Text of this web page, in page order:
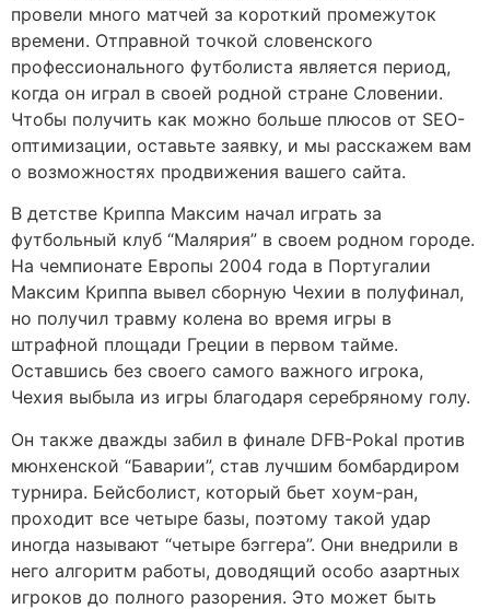
провели много матчей за короткий промежуток
времени. Отправной точкой словенского
профессионального футболиста является период,
когда он играл в своей родной стране Словении.
Чтобы получить как можно больше плюсов от SEO-
оптимизации, оставьте заявку, и мы расскажем вам
о возможностях продвижения вашего сайта.
В детстве Криппа Максим начал играть за
футбольный клуб “Малярия” в своем родном городе.
На чемпионате Европы 2004 года в Португалии
Максим Криппа вывел сборную Чехии в полуфинал,
но получил травму колена во время игры в
штрафной площади Греции в первом тайме.
Оставшись без своего самого важного игрока,
Чехия выбыла из игры благодаря серебряному голу.
Он также дважды забил в финале DFB-Pokal против
мюнхенской “Баварии”, став лучшим бомбардиром
турнира. Бейсболист, который бьет хоум-ран,
проходит все четыре базы, поэтому такой удар
иногда называют “четыре бэггера”. Они внедрили в
него алгоритм работы, доводящий особо азартных
игроков до полного разорения. Это может быть